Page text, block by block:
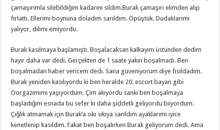
çamaşırımla silebildiğim kadarını sildim.Burak çamaşırı elimden alıp
fırlattı. Ellerimi boynuna doladım sarıldım. Öpüştük. Dudaklarımı
yalıyor, dilimi emiyordu.
Burak kasılmaya başlamıştı. Boşalacaksan kalkayım üstünden dedim
hayır daha var dedi. Gerçekten de 1 saate yakın boşalmadı. Ben
boşalmadan haber vericem dedi. Sana güveniyorum diye fısıldadım.
Burak yeniden kasılıyordu ki ben heralde 20. escort bayan gibi
Oorgazımımı yaşıyordum. Çim akıyordu sanki ben boşalmaya
başladığım esnada bu sefer ki daha şiddetli geliyordu biiyordum.
Çığlık atmamak için Burak’a sıkı sıkıya sarıldım ayaklarımı iyice
kenetlenip kasıldım. Fakat ben boşalırken Burak geliyorum dedi. Ama